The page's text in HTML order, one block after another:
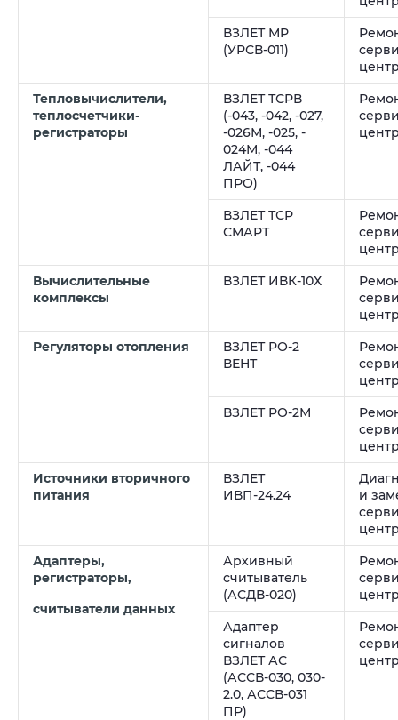
ВЗЛЕТ МР
(УРСВ-011)
Тепловычислители,
теплосчетчики-
регистраторы
ВЗЛЕТ ТСРВ
(-043, -042, -027,
-026М, -025, -
024М, -044
ЛАЙТ, -044
ПРО)
ВЗЛЕТ ТСР
СМАРТ
Вычислительные
комплексы
ВЗЛЕТ ИВК-10Х
Регуляторы отопления
ВЗЛЕТ РО-2
ВЕНТ
ВЗЛЕТ РО-2М
Источники вторичного
питания
ВЗЛЕТ
ИВП-24.24
и
Адаптеры,
регистраторы,
считыватели данных
Архивный
считыватель
(АСДВ-020)
Адаптер
сигналов
ВЗЛЕТ АС
(АССВ-030, 030-
2.0, АССВ-031
ПР)